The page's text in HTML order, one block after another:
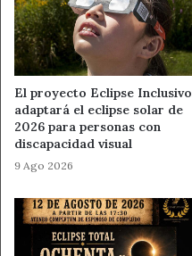
El proyecto Eclipse Inclusivo
adaptará el eclipse solar de
2026 para personas con
discapacidad visual
9 Ago 2026